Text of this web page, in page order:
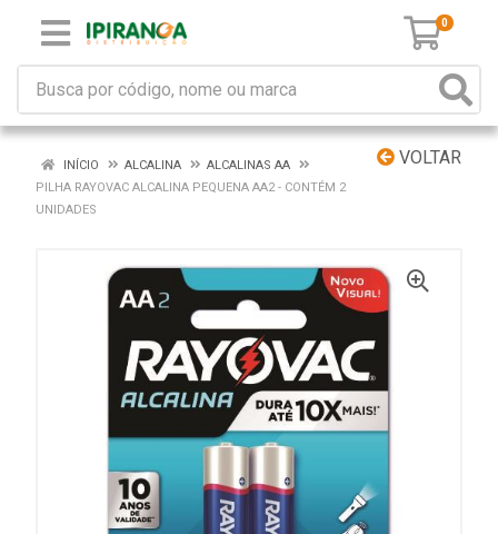
0
VOLTAR
INÍCIO ALCALINA
ALCALINAS AA
PILHA RAYOVAC ALCALINA PEQUENA AA2 - CONTÉM 2
UNIDADES